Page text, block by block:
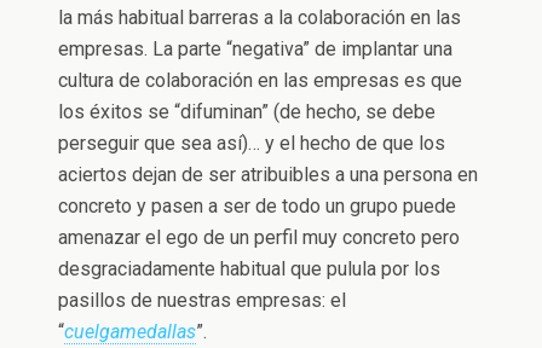
la más habitual barreras a la colaboración en las
empresas. La parte “negativa” de implantar una
cultura de colaboración en las empresas es que
los éxitos se “difuminan” (de hecho, se debe
perseguir que sea así)… y el hecho de que los
aciertos dejan de ser atribuibles a una persona en
concreto y pasen a ser de todo un grupo puede
amenazar el ego de un perfil muy concreto pero
desgraciadamente habitual que pulula por los
pasillos de nuestras empresas: el
“cuelgamedallas”.